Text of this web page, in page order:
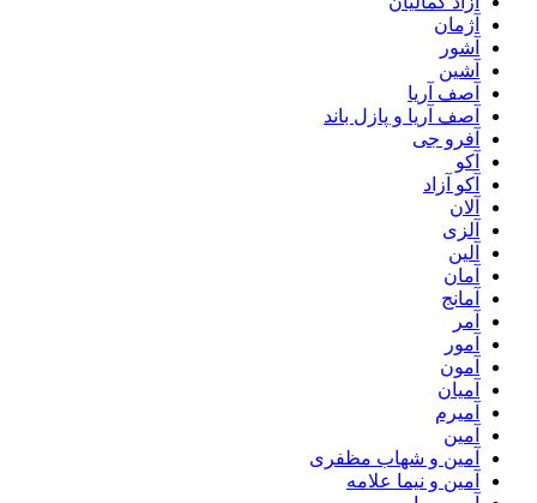
آژمان
آشور
آشین
آصف آریا
آصف آریا و پازل باند
آفرو جی
آکو
آکو آزاد
آلان
آلزی
آلین
آمان
آمانج
آمر
آمور
آمون
آمیان
آمیرم
آمین
آمین و شهاب مظفری
آمین و نیما علامه